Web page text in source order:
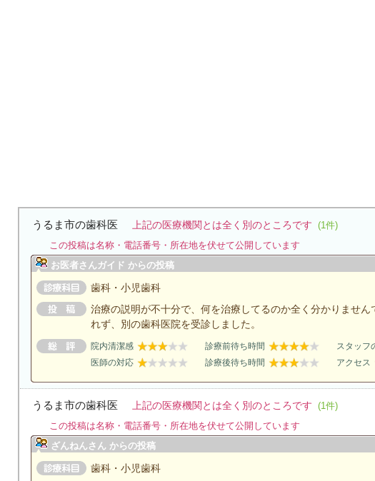
うるま市の歯科医 上記の医療機関とは全く別のところです (1件)
この投稿は名称・電話番号・所在地を伏せて公開しています
お医者さんガイド からの投稿
歯科・小児歯科
治療の説明が不十分で、何を治療してるのか全く分かりませ
れず、別の歯科医院を受診しました。
院内清潔感 診療前待ち時間
スタッフ
医師の対応
診療後待ち時間 アクセス
うるま市の歯科医 上記の医療機関とは全く別のところです (1件)
この投稿は名称・電話番号・所在地を伏せて公開しています
ざんねんさん からの投稿
歯科・小児歯科